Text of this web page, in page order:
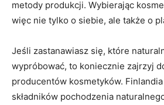
metody produkcji. Wybierając
więc nie tylko ‌o siebie, ale także o
Jeśli zastanawiasz ‍się, które
wypróbować, to koniecznie zajrzyj
‌producentów kosmetyków.‍
⁤składników pochodzenia